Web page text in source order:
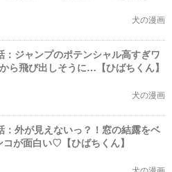
犬の漫画
：ジャンプのポテンシャル高すぎワ
ら飛び出しそうに…【ひばちくん】
犬の漫画
：外が見えないっ？！窓の結露をベ
コが面白い♡【ひばちくん】
犬の漫画